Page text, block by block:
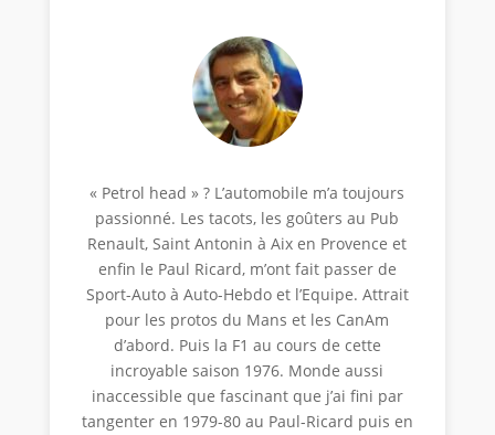
« Petrol head » ? L’automobile m’a toujours
passionné. Les tacots, les goûters au Pub
Renault, Saint Antonin à Aix en Provence et
enfin le Paul Ricard, m’ont fait passer de
Sport-Auto à Auto-Hebdo et l’Equipe. Attrait
pour les protos du Mans et les CanAm
d’abord. Puis la F1 au cours de cette
incroyable saison 1976. Monde aussi
inaccessible que fascinant que j’ai fini par
tangenter en 1979-80 au Paul-Ricard puis en